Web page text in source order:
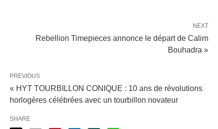
NEXT
Rebellion Timepieces annonce le départ de Calim
Bouhadra »
PREVIOUS
« HYT TOURBILLON CONIQUE : 10 ans de révolutions
horlogères célébrées avec un tourbillon novateur
SHARE